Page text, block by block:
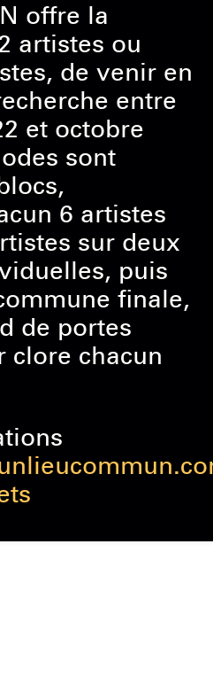
offre la
artistes ou
de venir en
entre
et octobre
sont
6 artistes
sur deux
puis
finale,
de portes
clore chacun